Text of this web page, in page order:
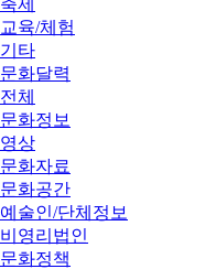
축제
교육/체험
기타
문화달력
전체
문화정보
영상
문화자료
문화공간
예술인/단체정보
비영리법인
문화정책